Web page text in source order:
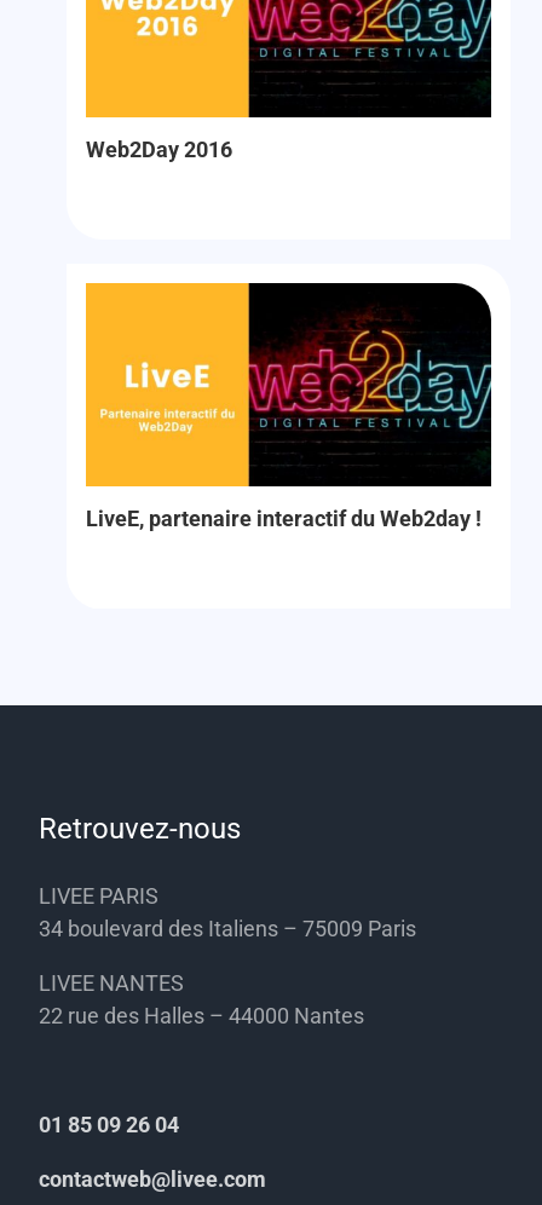
Web2Day 2016
LiveE, partenaire interactif du Web2day !
Retrouvez-nous
LIVEE PARIS
34 boulevard des Italiens – 75009 Paris
LIVEE NANTES
22 rue des Halles – 44000 Nantes
01 85 09 26 04
contactweb@livee.com